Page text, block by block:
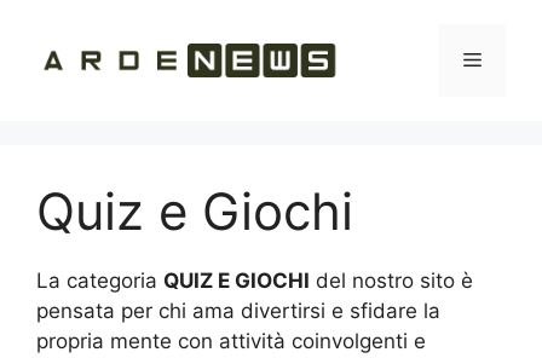
contenuto
Menu
Quiz e Giochi
La categoria QUIZ E GIOCHI del nostro sito è
pensata per chi ama divertirsi e sfidare la
propria mente con attività coinvolgenti e